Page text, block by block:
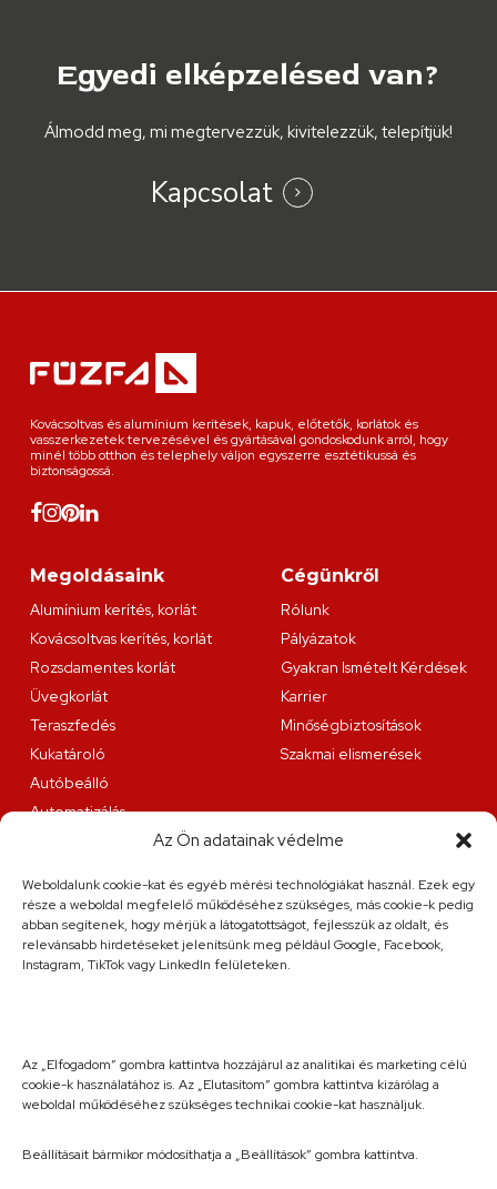
Az Ön adatainak védelme
Weboldalunk cookie-kat és egyéb mérési technológiákat használ. Ezek egy
része a weboldal megfelelő működéséhez szükséges, más cookie-k pedig
abban segítenek, hogy mérjük a látogatottságot, fejlesszük az oldalt, és
relevánsabb hirdetéseket jelenítsünk meg például Google, Facebook,
Instagram, TikTok vagy LinkedIn felületeken.
Az „Elfogadom” gombra kattintva hozzájárul az analitikai és marketing célú
cookie-k használatához is. Az „Elutasítom” gombra kattintva kizárólag a
weboldal működéséhez szükséges technikai cookie-kat használjuk.
Beállításait bármikor módosíthatja a „Beállítások” gombra kattintva.
Egyedi elképzelésed van?
Álmodd meg, mi megtervezzük, kivitelezzük, telepítjük!
Kapcsolat
Kovácsoltvas és alumínium kerítések, kapuk, előtetők, korlátok és
vasszerkezetek tervezésével és gyártásával gondoskodunk arról, hogy
minél több otthon és telephely váljon egyszerre esztétikussá és
biztonságossá.
Megoldásaink
Alumínium kerítés, korlát
Kovácsoltvas kerítés, korlát
Rozsdamentes korlát
Üvegkorlát
Teraszfedés
Kukatároló
Autóbeálló
Automatizálás
Lakatosüzemi szolgáltatások
Cégünkről
Rólunk
Pályázatok
Gyakran Ismételt Kérdések
Karrier
Minőségbiztosítások
Szakmai elismerések
Fűzfa és Társa Kft.
9200 Mosonmagyaróvár, Juhar utca 8.
Elérhetőség
Szombat: előre egyeztett időpontban